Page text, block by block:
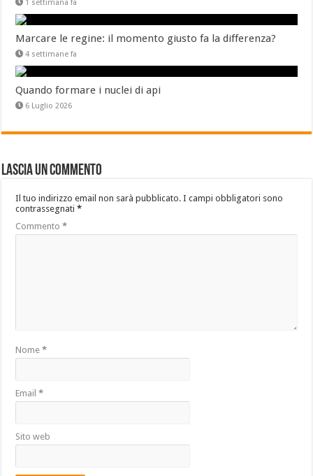
1 settimana fa
Marcare le regine: il momento giusto fa la differenza?
4 settimane fa
Quando formare i nuclei di api
6 Luglio 2026
Lascia un commento
Il tuo indirizzo email non sarà pubblicato. I campi obbligatori sono
contrassegnati*
Commento*
Nome*
Email*
Sito web